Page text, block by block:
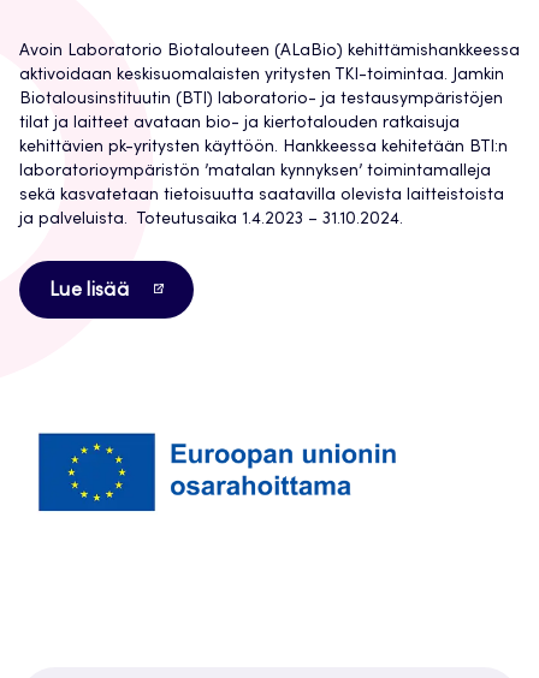
Avoin Laboratorio Biotalouteen (ALaBio ) kehittämishankkeessa
aktivoidaan keskisuomalaisten yritysten TKI-toimintaa. Jamkin
Biotalousinstituutin (BTI) laboratorio- ja testausympäristöjen
tilat ja laitteet avataan bio- ja kiertotalouden ratkaisuja
kehittävien pk-yritysten käyttöön. Hankkeessa kehitetään BTI:n
laboratorioympäristön ’matalan kynnyksen’ toimintamalleja
sekä kasvatetaan tietoisuutta saatavilla olevista laitteistoista
ja palveluista. Toteutusaika 1.4.2023 – 31.10.2024.
Lue lisää
Avautuu
uuteen